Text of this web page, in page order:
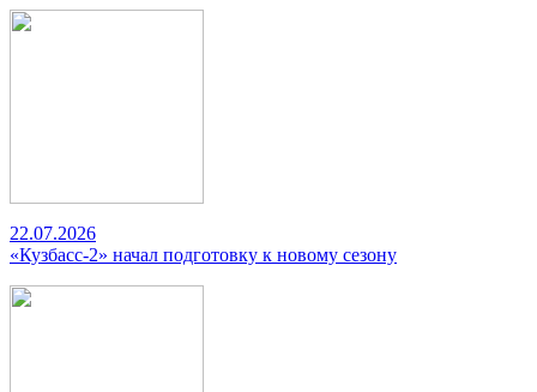
22.07.2026
«Кузбасс-2» начал подготовку к новому сезону